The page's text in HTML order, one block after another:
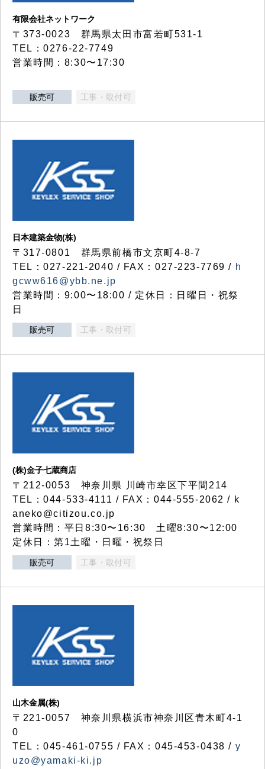
有限会社ネットワーク
〒373-0023 群馬県太田市富若町531-1
TEL：0276-22-7749
営業時間：8:30〜17:30
販売可 工事・取付可
日本建築金物(株)
〒317‐0801 群馬県前橋市文京町4-8-7
TEL：027-221-2040 / FAX：027-223-7769 / h
gcww616@ybb.ne.jp
営業時間：9:00〜18:00 / 定休日：日曜日・祝祭
日
販売可 工事・取付可
(株)金子七蔵商店
〒212-0053 神奈川県 川崎市幸区下平間214
TEL：044-533-4111 / FAX：044-555-2062 / k
aneko@citizou.co.jp
営業時間：平日8:30〜16:30 土曜8:30〜12:00
定休日：第1土曜・日曜・祝祭日
販売可 工事・取付可
山木金属(株)
〒221-0057 神奈川県横浜市神奈川区青木町4-1
0
TEL：045-461-0755 / FAX：045-453-0438 / y
uzo@yamaki-ki.jp